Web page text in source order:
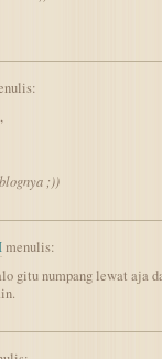
;))
menulis:
gitu numpang lewat aja